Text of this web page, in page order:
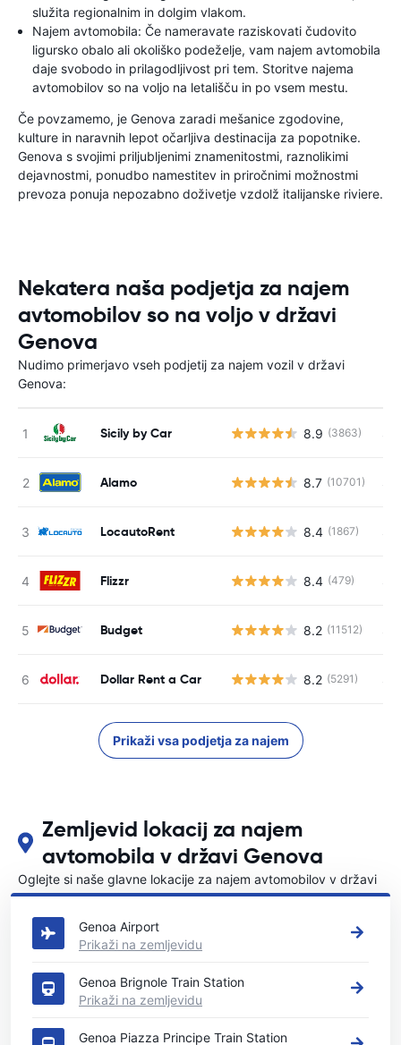
služita regionalnim in dolgim vlakom.
Najem avtomobila: Če nameravate raziskovati čudovito
ligursko obalo ali okoliško podeželje, vam najem avtomobila
daje svobodo in prilagodljivost pri tem. Storitve najema
avtomobilov so na voljo na letališču in po vsem mestu.
Če povzamemo, je Genova zaradi mešanice zgodovine,
kulture in naravnih lepot očarljiva destinacija za popotnike.
Genova s svojimi priljubljenimi znamenitostmi, raznolikimi
dejavnostmi, ponudbo namestitev in priročnimi možnostmi
prevoza ponuja nepozabno doživetje vzdolž italijanske riviere.
Nekatera naša podjetja za najem
avtomobilov so na voljo v državi
Genova
Nudimo primerjavo vseh podjetij za najem vozil v državi
Genova:
Sicily by Car 8.9 (3863)
Alamo 8.7 (10701)
LocautoRent 8.4 (1867)
Flizzr 8.4 (479)
Budget 8.2 (11512)
Dollar Rent a Car 8.2 (5291)
Prikaži vsa podjetja za najem
Zemljevid lokacij za najem
avtomobila v državi Genova
Oglejte si naše glavne lokacije za najem avtomobilov v državi
Genova
Genoa Airport
Prikaži na zemljevidu
Genoa Brignole Train Station
Prikaži na zemljevidu
Genoa Piazza Principe Train Station